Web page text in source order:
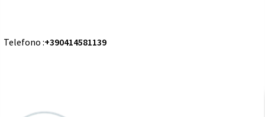
Telefono :+390414581139